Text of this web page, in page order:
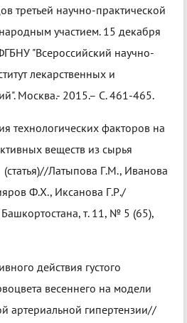
третьей научно-практической
участием. 15 декабря
"Всероссийский научно-
лекарственных и
Москва.- 2015.– С. 461-465.
технологических факторов на
веществ из сырья
Латыпова Г.М., Иванова
Ф.Х., Иксанова Г.Р./
т. 11, № 5 (65),
действия густого
весеннего на модели
артериальной гипертензии//